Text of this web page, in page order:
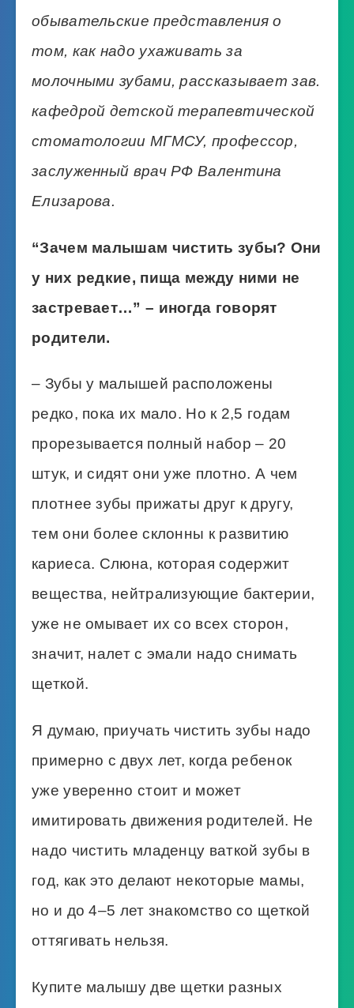
обывательские представления о
том, как надо ухаживать за
молочными зубами, рассказывает зав.
кафедрой детской терапевтической
стоматологии МГМСУ, профессор,
заслуженный врач РФ Валентина
Елизарова.
“Зачем малышам чистить зубы? Они
у них редкие, пища между ними не
застревает…” – иногда говорят
родители.
– Зубы у малышей расположены
редко, пока их мало. Но к 2,5 годам
прорезывается полный набор – 20
штук, и сидят они уже плотно. А чем
плотнее зубы прижаты друг к другу,
тем они более склонны к развитию
кариеса. Слюна, которая содержит
вещества, нейтрализующие бактерии,
уже не омывает их со всех сторон,
значит, налет с эмали надо снимать
щеткой.
Я думаю, приучать чистить зубы надо
примерно с двух лет, когда ребенок
уже уверенно стоит и может
имитировать движения родителей. Не
надо чистить младенцу ваткой зубы в
год, как это делают некоторые мамы,
но и до 4–5 лет знакомство со щеткой
оттягивать нельзя.
Купите малышу две щетки разных